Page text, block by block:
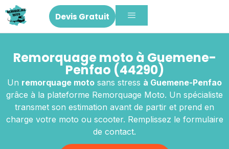
Devis Gratuit
Remorquage moto à Guemene-
Penfao (44290)
Un remorquage moto sans stress à Guemene-Penfao
grâce à la plateforme Remorquage Moto. Un spécialiste
transmet son estimation avant de partir et prend en
charge votre moto ou scooter. Remplissez le formulaire
de contact.